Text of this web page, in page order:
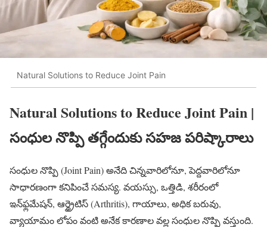
Natural Solutions to Reduce Joint Pain
Natural Solutions to Reduce Joint Pain |
సంధుల నొప్పి తగ్గేందుకు సహజ పరిష్కారాలు
సంధుల నొప్పి (Joint Pain) అనేది చిన్నవారిలోనూ, పెద్దవారిలోనూ
సాధారణంగా కనిపించే సమస్య. వయస్సు, ఒత్తిడి, శరీరంలో
ఇన్‌ఫ్లమేషన్, ఆర్థ్రైటిస్ (Arthritis), గాయాలు, అధిక బరువు,
వ్యాయామం లోపం వంటి అనేక కారణాల వల్ల సంధుల నొప్పి వస్తుంది.